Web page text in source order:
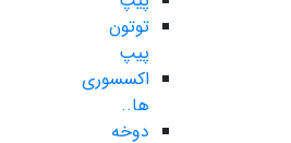
توتون
پیپ
اکسسوری
ها..
دوخه